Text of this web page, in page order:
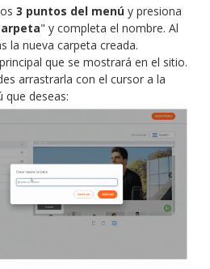
3 puntos del menúy presiona
" y completa el nombre. Al
la nueva carpeta creada.
que se mostrará en el sitio.
arrastrarla con el cursor a la
que deseas: